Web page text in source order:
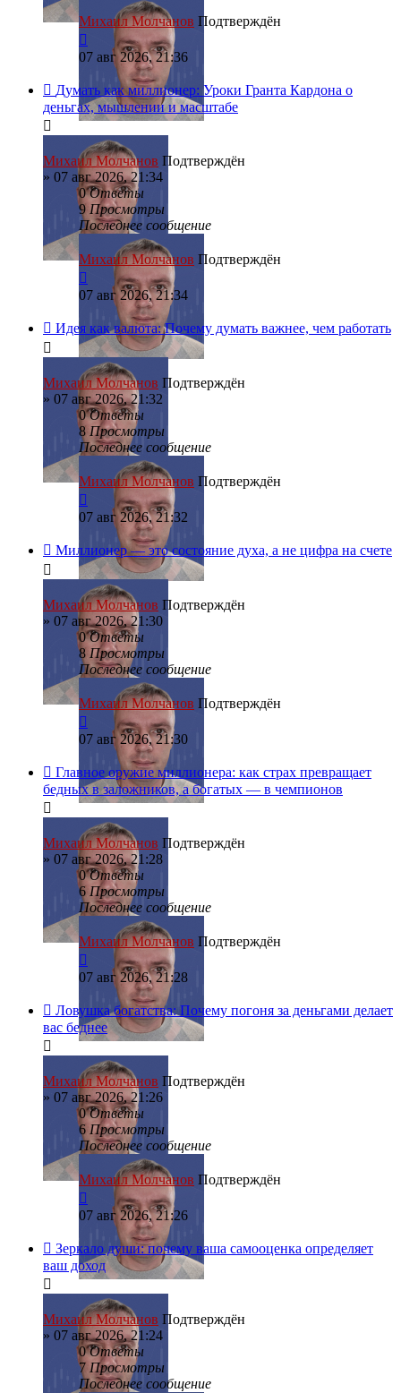
Михаил Молчанов Подтверждён
07 авг 2026, 21:36
Думать как миллионер: Уроки Гранта Кардона о
деньгах, мышлении и масштабе
Михаил Молчанов Подтверждён
» 07 авг 2026, 21:34
0Ответы
9 Просмотры
Последнее сообщение
Михаил Молчанов Подтверждён
07 авг 2026, 21:34
Идея как валюта: Почему думать важнее, чем работать
Михаил Молчанов Подтверждён
» 07 авг 2026, 21:32
0Ответы
8 Просмотры
Последнее сообщение
Михаил Молчанов Подтверждён
07 авг 2026, 21:32
Миллионер — это состояние духа, а не цифра на счете
Михаил Молчанов Подтверждён
» 07 авг 2026, 21:30
0Ответы
8 Просмотры
Последнее сообщение
Михаил Молчанов Подтверждён
07 авг 2026, 21:30
Главное оружие миллионера: как страх превращает
бедных в заложников, а богатых — в чемпионов
Михаил Молчанов Подтверждён
» 07 авг 2026, 21:28
0Ответы
6 Просмотры
Последнее сообщение
Михаил Молчанов Подтверждён
07 авг 2026, 21:28
Ловушка богатства: Почему погоня за деньгами делает
вас беднее
Михаил Молчанов Подтверждён
» 07 авг 2026, 21:26
0Ответы
6 Просмотры
Последнее сообщение
Михаил Молчанов Подтверждён
07 авг 2026, 21:26
Зеркало души: почему ваша самооценка определяет
ваш доход
Михаил Молчанов Подтверждён
» 07 авг 2026, 21:24
0Ответы
7 Просмотры
Последнее сообщение